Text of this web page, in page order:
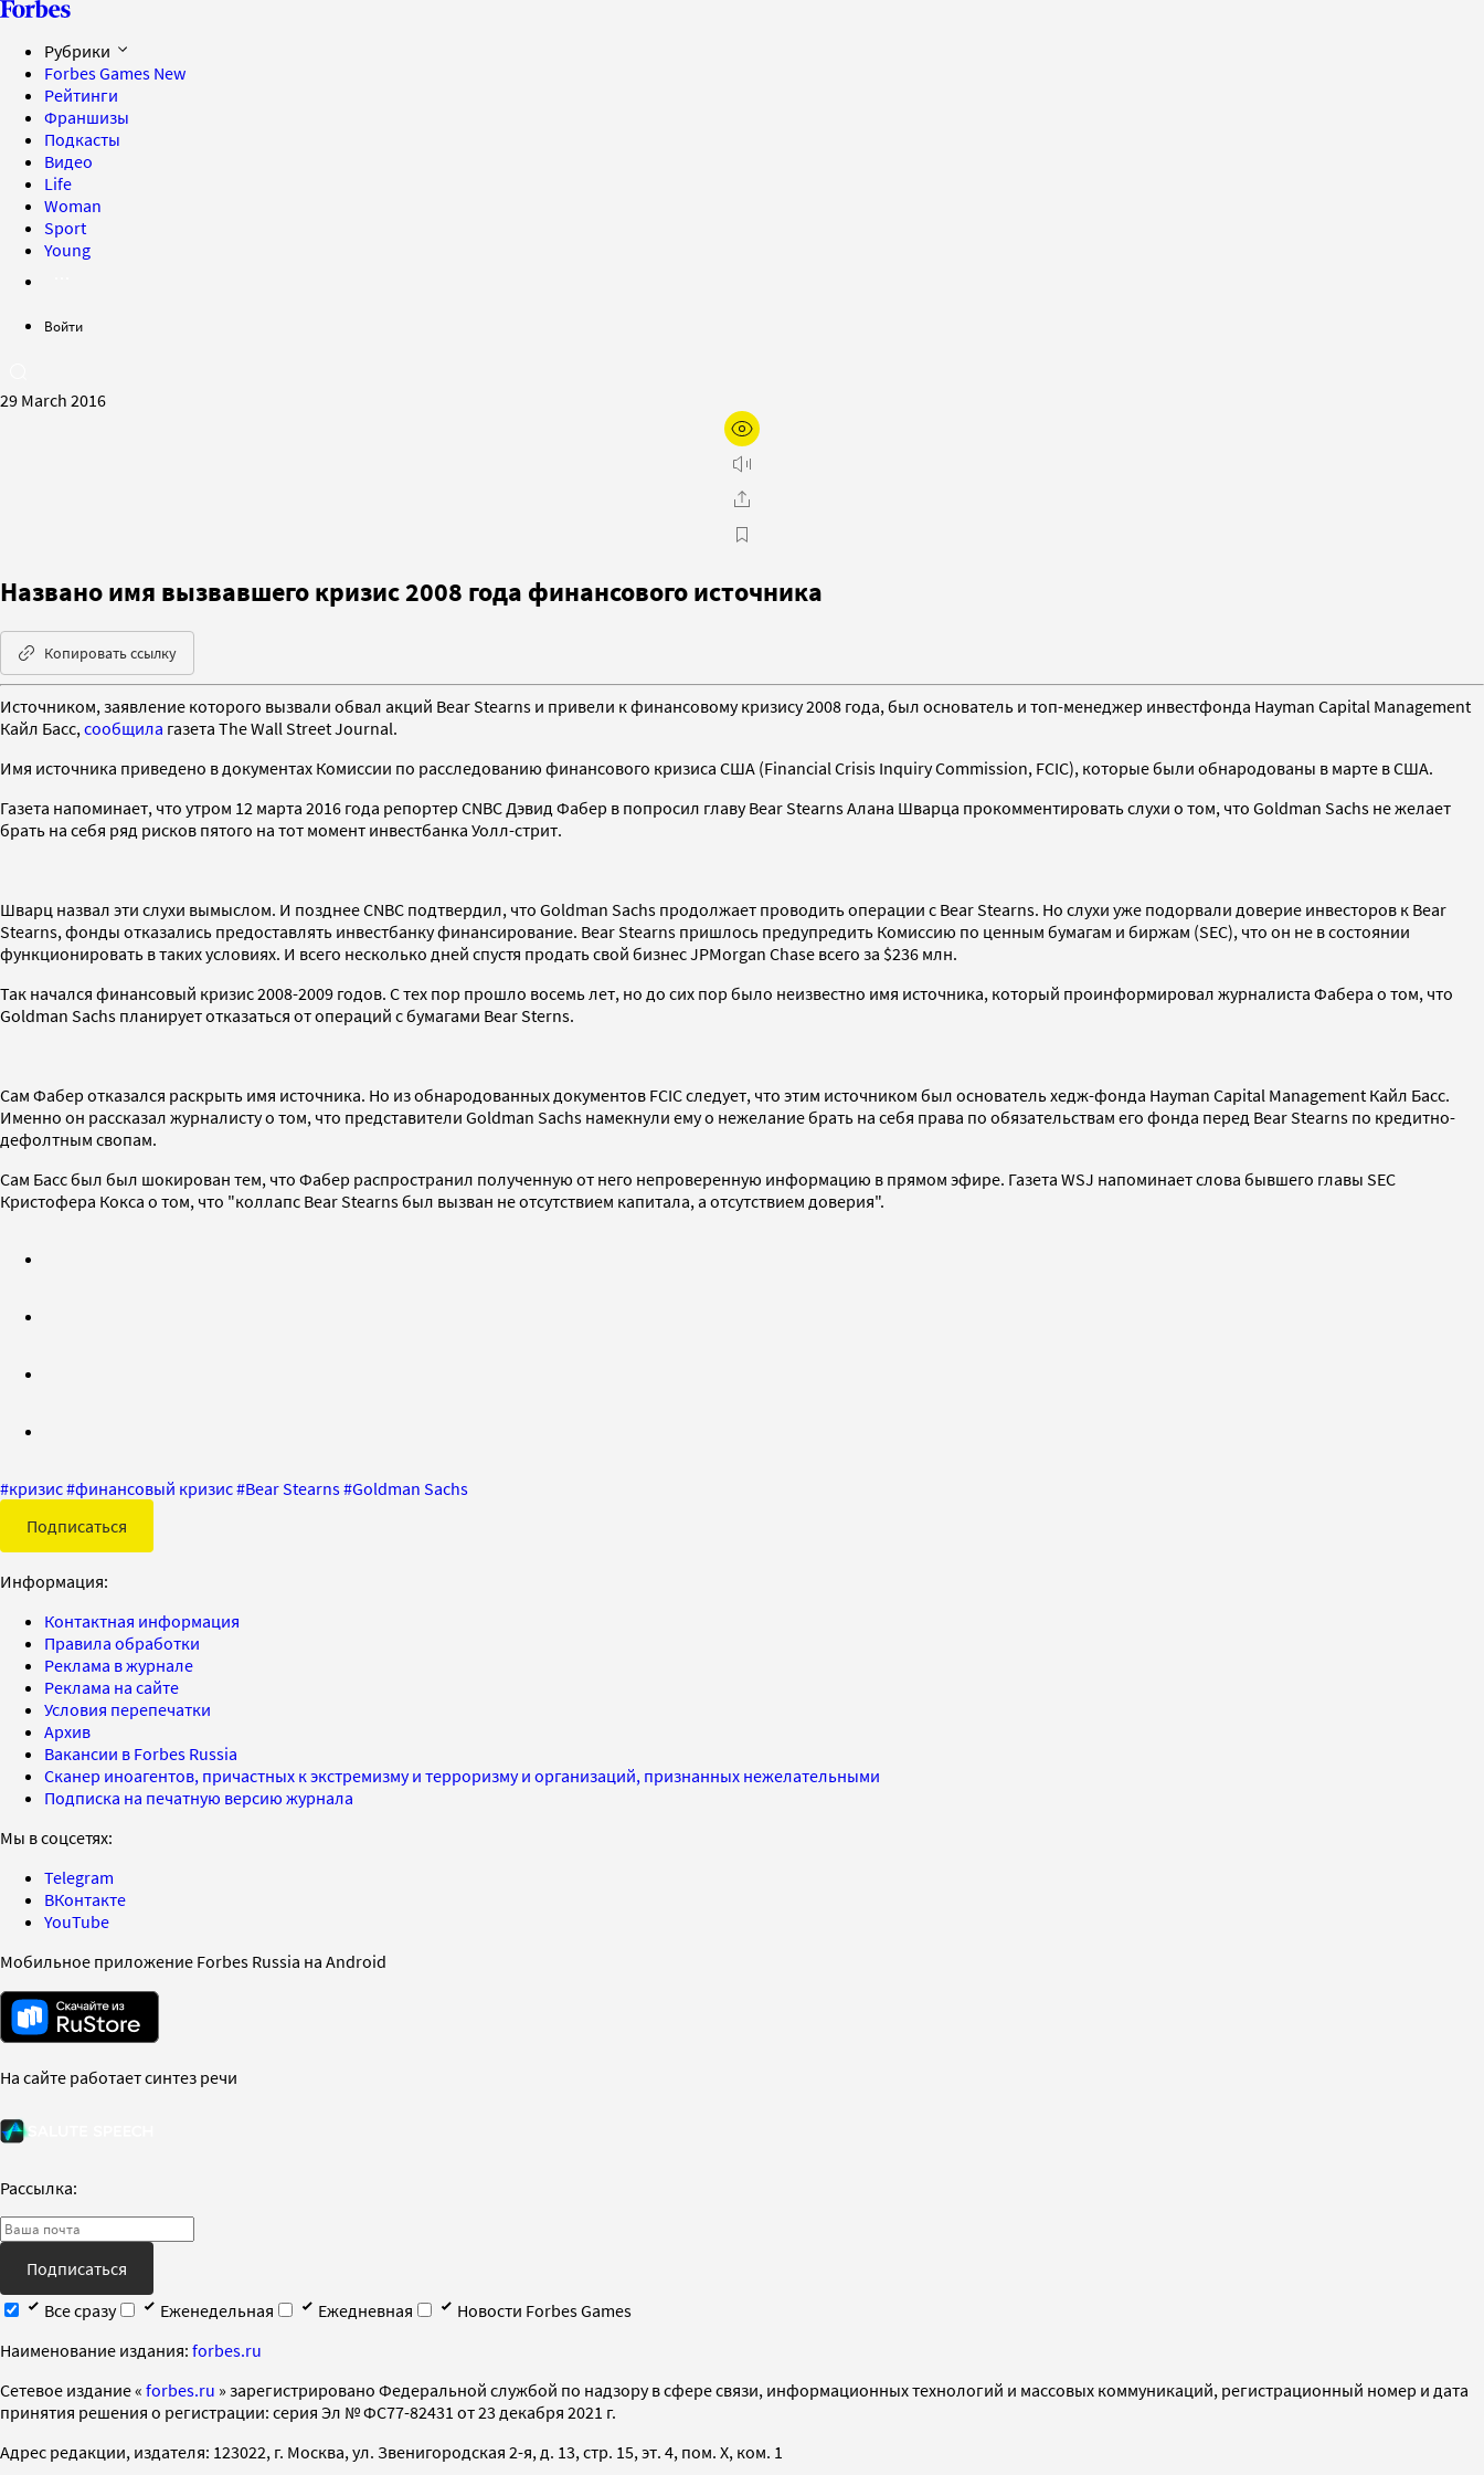
Рубрики
Forbes Games New
Рейтинги
Франшизы
Подкасты
Видео
Life
Woman
Sport
Young
Войти
29 March 2016
Названо имя вызвавшего кризис 2008 года финансового источника
Копировать ссылку
Источником, заявление которого вызвали обвал акций Bear Stearns и привели к финансовому кризису 2008 года, был основатель и топ-менеджер инвестфонда Hayman Capital Management
Кайл Басс, сообщила газета The Wall Street Journal.
Имя источника приведено в документах Комиссии по расследованию финансового кризиса США (Financial Crisis Inquiry Commission, FCIC), которые были обнародованы в марте в США.
Газета напоминает, что утром 12 марта 2016 года репортер CNBC Дэвид Фабер в попросил главу Bear Stearns Алана Шварца прокомментировать слухи о том, что Goldman Sachs не желает
брать на себя ряд рисков пятого на тот момент инвестбанка Уолл-стрит.
Шварц назвал эти слухи вымыслом. И позднее CNBC подтвердил, что Goldman Sachs продолжает проводить операции с Bear Stearns. Но слухи уже подорвали доверие инвесторов к Bear
Stearns, фонды отказались предоставлять инвестбанку финансирование. Bear Stearns пришлось предупредить Комиссию по ценным бумагам и биржам (SEC), что он не в состоянии
функционировать в таких условиях. И всего несколько дней спустя продать свой бизнес JPMorgan Chase всего за $236 млн.
Так начался финансовый кризис 2008-2009 годов. С тех пор прошло восемь лет, но до сих пор было неизвестно имя источника, который проинформировал журналиста Фабера о том, что
Goldman Sachs планирует отказаться от операций с бумагами Bear Sterns.
Сам Фабер отказался раскрыть имя источника. Но из обнародованных документов FCIC следует, что этим источником был основатель хедж-фонда Hayman Capital Management Кайл Басс.
Именно он рассказал журналисту о том, что представители Goldman Sachs намекнули ему о нежелание брать на себя права по обязательствам его фонда перед Bear Stearns по кредитно-
дефолтным свопам.
Сам Басс был был шокирован тем, что Фабер распространил полученную от него непроверенную информацию в прямом эфире. Газета WSJ напоминает слова бывшего главы SEC
Кристофера Кокса о том, что "коллапс Bear Stearns был вызван не отсутствием капитала, а отсутствием доверия".
#кризис#финансовый кризис#Bear Stearns#Goldman Sachs
Подписаться
Информация:
Контактная информация
Правила обработки
Реклама в журнале
Реклама на сайте
Условия перепечатки
Архив
Вакансии в Forbes Russia
Сканер иноагентов, причастных к экстремизму и терроризму и организаций, признанных нежелательными
Подписка на печатную версию журнала
Мы в соцсетях:
Telegram
ВКонтакте
YouTube
Мобильное приложение Forbes Russia на Android
На сайте работает синтез речи
Рассылка:
Подписаться
Все сразу
Еженедельная Ежедневная
Новости Forbes Games
Наименование издания: forbes.ru
Cетевое издание « forbes.ru » зарегистрировано Федеральной службой по надзору в сфере связи, информационных технологий и массовых коммуникаций, регистрационный номер и дата
принятия решения о регистрации: серия Эл № ФС77-82431 от 23 декабря 2021 г.
Адрес редакции, издателя: 123022, г. Москва, ул. Звенигородская 2-я, д. 13, стр. 15, эт. 4, пом. X, ком. 1